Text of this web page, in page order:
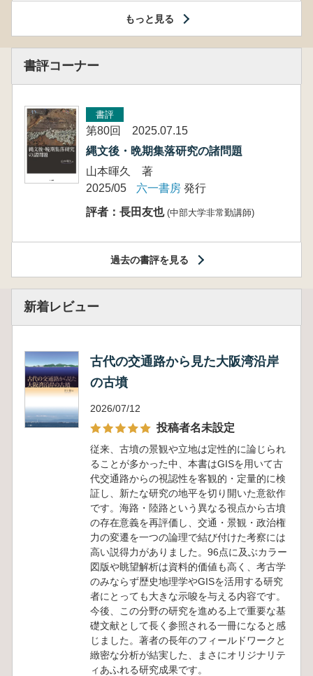
もっと見る
書評コーナー
書評
第80回 2025.07.15
縄文後・晩期集落研究の諸問題
山本暉久 著
2025/05
六一書房 発行
評者：長田友也 (中部大学非常勤講師)
過去の書評を見る
新着レビュー
古代の交通路から見た大阪湾沿岸
の古墳
2026/07/12
投稿者名未設定
従来、古墳の景観や立地は定性的に論じられ
ることが多かった中、本書はGISを用いて古
代交通路からの視認性を客観的・定量的に検
証し、新たな研究の地平を切り開いた意欲作
です。海路・陸路という異なる視点から古墳
の存在意義を再評価し、交通・景観・政治権
力の変遷を一つの論理で結び付けた考察には
高い説得力がありました。96点に及ぶカラー
図版や眺望解析は資料的価値も高く、考古学
のみならず歴史地理学やGISを活用する研究
者にとっても大きな示唆を与える内容です。
今後、この分野の研究を進める上で重要な基
礎文献として長く参照される一冊になると感
じました。著者の長年のフィールドワークと
緻密な分析が結実した、まさにオリジナリテ
ィあふれる研究成果です。